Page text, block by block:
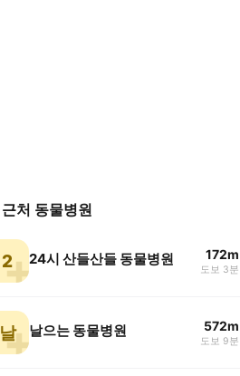
근처 동물병원
2 24시 산들산들 동물병원 172m
도보 3분
날 날으는 동물병원 572m
도보 9분